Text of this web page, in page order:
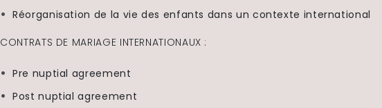
Réorganisation de la vie des enfants dans un contexte international
CONTRATS DE MARIAGE INTERNATIONAUX :
Pre nuptial agreement
Post nuptial agreement